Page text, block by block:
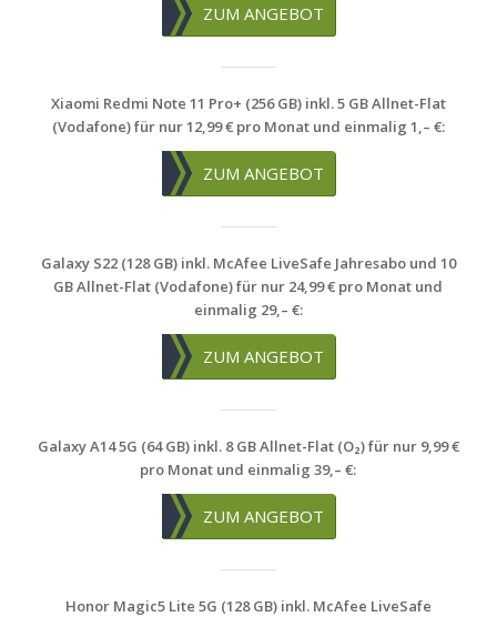
ZUM ANGEBOT
Xiaomi Redmi Note 11 Pro+ (256 GB) inkl. 5 GB Allnet-Flat
(Vodafone) für nur 12,99 € pro Monat und einmalig 1,– €:
ZUM ANGEBOT
Galaxy S22 (128 GB) inkl. McAfee LiveSafe Jahresabo und 10
GB Allnet-Flat (Vodafone) für nur 24,99 € pro Monat und
einmalig 29,– €:
ZUM ANGEBOT
Galaxy A14 5G (64 GB) inkl. 8 GB Allnet-Flat (O₂) für nur 9,99 €
pro Monat und einmalig 39,– €:
ZUM ANGEBOT
Honor Magic5 Lite 5G (128 GB) inkl. McAfee LiveSafe